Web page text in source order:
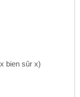
bien sûr x)